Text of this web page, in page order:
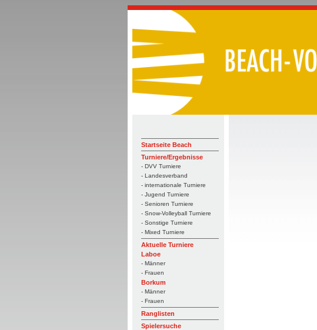
Startseite Beach
Turniere/Ergebnisse
- DVV Turniere
- Landesverband
- internationale Turniere
- Jugend Turniere
- Senioren Turniere
- Snow-Volleyball Turniere
- Sonstige Turniere
- Mixed Turniere
Aktuelle Turniere
Laboe
- Männer
- Frauen
Borkum
- Männer
- Frauen
Ranglisten
Spielersuche